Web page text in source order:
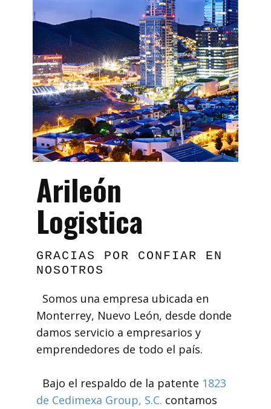
Arileón
Logistica
GRACIAS POR CONFIAR EN
NOSOTROS
Somos una empresa ubicada en
Monterrey, Nuevo León, desde donde
damos servicio a empresarios y
emprendedores de todo el país.
Bajo el respaldo de la patente 1823
de Cedimexa Group, S.C. contamos